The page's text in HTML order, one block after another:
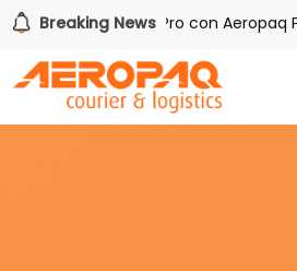
Breaking News
tres iPhone 17 Pro con Aeropaq Prime